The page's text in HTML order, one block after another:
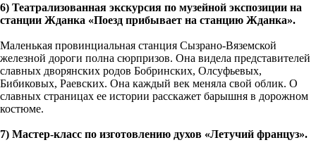
6) Театрализованная экскурсия по музейной экспозиции на
станции Жданка «Поезд прибывает на станцию Жданка».
Маленькая провинциальная станция Сызрано-Вяземской
железной дороги полна сюрпризов. Она видела представителей
славных дворянских родов Бобринских, Олсуфьевых,
Бибиковых, Раевских. Она каждый век меняла свой облик. О
славных страницах ее истории расскажет барышня в дорожном
костюме.
7) Мастер-класс по изготовлению духов «Летучий француз».